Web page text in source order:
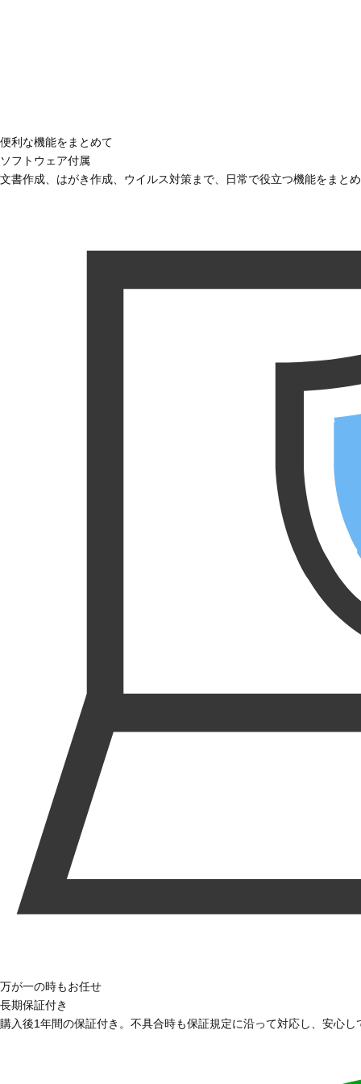
便利な機能をまとめて
ソフトウェア付属
文書作成、はがき作成、ウイルス対策まで、日常で役立つ機能をまと
万が一の時もお任せ
長期保証付き
購入後1年間の保証付き。不具合時も保証規定に沿って対応し、安心